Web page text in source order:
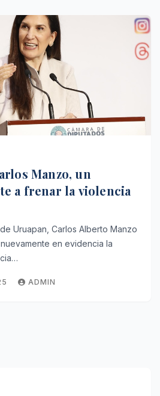
Manzo, un
a frenar la violencia
Uruapan, Carlos Alberto Manzo
en evidencia la
ADMIN